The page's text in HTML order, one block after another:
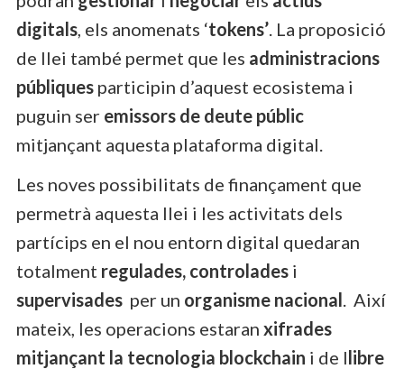
digitals, els anomenats ‘tokens’. La proposició
de llei també permet que les administracions
públiques participin d’aquest ecosistema i
puguin ser emissors de deute públic
mitjançant aquesta plataforma digital.
Les noves possibilitats de finançament que
permetrà aquesta llei i les activitats dels
partícips en el nou entorn digital quedaran
totalment regulades, controlades i
supervisades per un organisme nacional. Així
mateix, les operacions estaran xifrades
mitjançant la tecnologia blockchain i de llibre